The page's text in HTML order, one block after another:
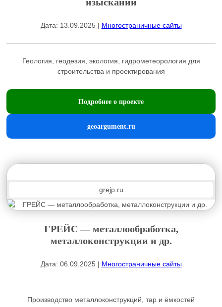
Дата: 13.09.2025 | Многостраничные сайты
Геология, геодезия, экология, гидрометеорология для
строительства и проектирования
Подробнее о проекте
geoargument.ru
grejp.ru
ГРЕЙС — металлообработка,
металлоконструкции и др.
Дата: 06.09.2025 | Многостраничные сайты
Производство металлоконструкций, тар и ёмкостей